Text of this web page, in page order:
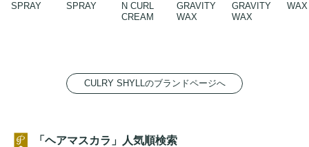
SPRAY
SPRAY
N CURL
CREAM
GRAVITY
WAX
GRAVITY
WAX
WAX
CULRY SHYLLのブランドページへ
「ヘアマスカラ」人気順検索